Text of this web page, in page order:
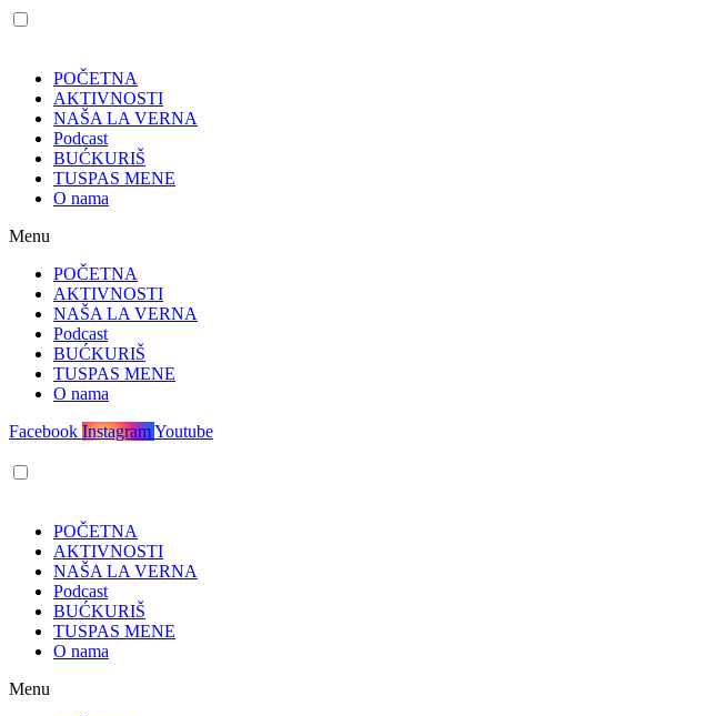
POČETNA
AKTIVNOSTI
NAŠA LA VERNA
Podcast
BUĆKURIŠ
TUSPAS MENE
O nama
Menu
POČETNA
AKTIVNOSTI
NAŠA LA VERNA
Podcast
BUĆKURIŠ
TUSPAS MENE
O nama
Facebook InstagramYoutube
POČETNA
AKTIVNOSTI
NAŠA LA VERNA
Podcast
BUĆKURIŠ
TUSPAS MENE
O nama
Menu